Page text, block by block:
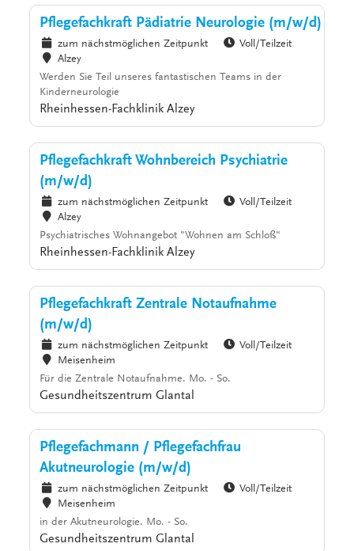
Pflegefachkraft Pädiatrie Neurologie (m/w/d)
zum nächstmöglichen Zeitpunkt
Voll/Teilzeit
Alzey
Werden Sie Teil unseres fantastischen Teams in der
Kinderneurologie
Rheinhessen-Fachklinik Alzey
Pflegefachkraft Wohnbereich Psychiatrie
(m/w/d)
zum nächstmöglichen Zeitpunkt
Voll/Teilzeit
Alzey
Psychiatrisches Wohnangebot "Wohnen am Schloß"
Rheinhessen-Fachklinik Alzey
Pflegefachkraft Zentrale Notaufnahme
(m/w/d)
zum nächstmöglichen Zeitpunkt
Voll/Teilzeit
Meisenheim
Für die Zentrale Notaufnahme. Mo. - So.
Gesundheitszentrum Glantal
Pflegefachmann / Pflegefachfrau
Akutneurologie (m/w/d)
zum nächstmöglichen Zeitpunkt
Voll/Teilzeit
Meisenheim
in der Akutneurologie. Mo. - So.
Gesundheitszentrum Glantal